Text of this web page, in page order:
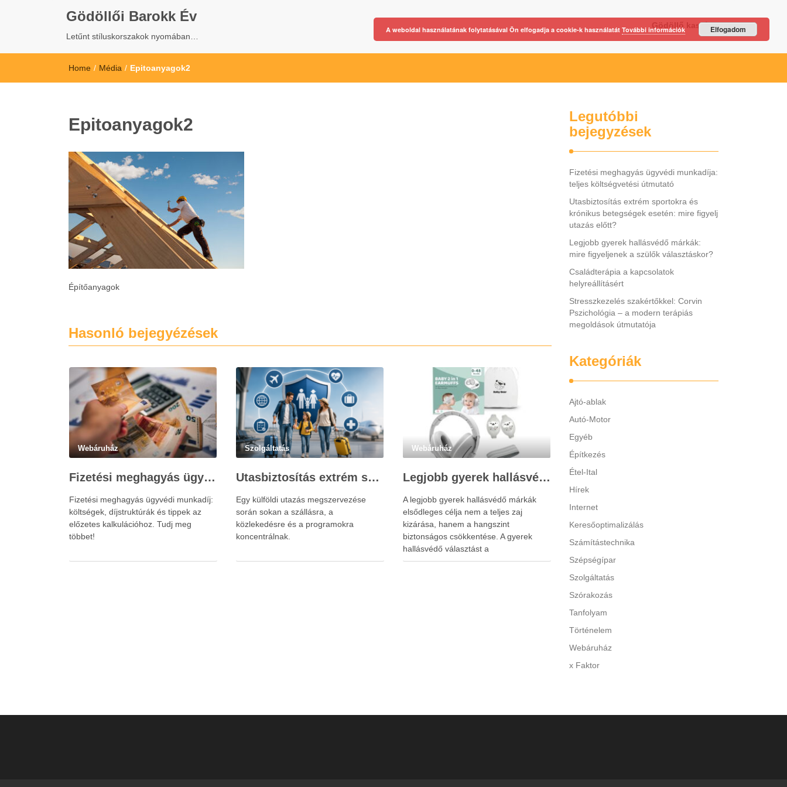
Gödöllői Barokk Év
Letűnt stíluskorszakok nyomában…
Gödöllő kastély
Home / Média / Epitoanyagok2
Epitoanyagok2
Építőanyagok
Hasonló bejegyézések
Webáruház
Fizetési meghagyás ügyvédi munkadíja: teljes költségvetési útmutató
Fizetési meghagyás ügyvédi munkadíj:
költségek, díjstruktúrák és tippek az
előzetes kalkulációhoz. Tudj meg
többet!
Szolgáltatás
Utasbiztosítás extrém sportokra és krónikus betegségek esetén: mire figyelj utazás előtt?
Egy külföldi utazás megszervezése
során sokan a szállásra, a
közlekedésre és a programokra
koncentrálnak.
Webáruház
Legjobb gyerek hallásvédő márkák: mire figyeljenek a szülők választáskor?
A legjobb gyerek hallásvédő márkák
elsődleges célja nem a teljes zaj
kizárása, hanem a hangszint
biztonságos csökkentése. A gyerek
hallásvédő választást a
www.earplugs.hu weboldal is
Legutóbbi
bejegyzések
Fizetési meghagyás ügyvédi munkadíja:
teljes költségvetési útmutató
Utasbiztosítás extrém sportokra és
krónikus betegségek esetén: mire figyelj
utazás előtt?
Legjobb gyerek hallásvédő márkák:
mire figyeljenek a szülők választáskor?
Családterápia a kapcsolatok
helyreállításért
Stresszkezelés szakértőkkel: Corvin
Pszichológia – a modern terápiás
megoldások útmutatója
Kategóriák
Ajtó-ablak
Autó-Motor
Egyéb
Építkezés
Étel-Ital
Hírek
Internet
Keresőoptimalizálás
Számítástechnika
Szépségípar
Szolgáltatás
Szórakozás
Tanfolyam
Történelem
Webáruház
x Faktor
A weboldal használatának folytatásával Ön elfogadja a cookie-k használatát További információk Elfogadom